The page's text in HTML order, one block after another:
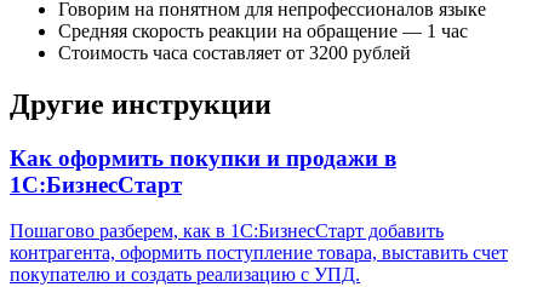
Говорим на понятном для непрофессионалов языке
Средняя скорость реакции на обращение — 1 час
Стоимость часа составляет от 3200 рублей
Другие инструкции
Как оформить покупки и продажи в
1С:БизнесСтарт
Пошагово разберем, как в 1С:БизнесСтарт добавить
контрагента, оформить поступление товара, выставить счет
покупателю и создать реализацию с УПД.